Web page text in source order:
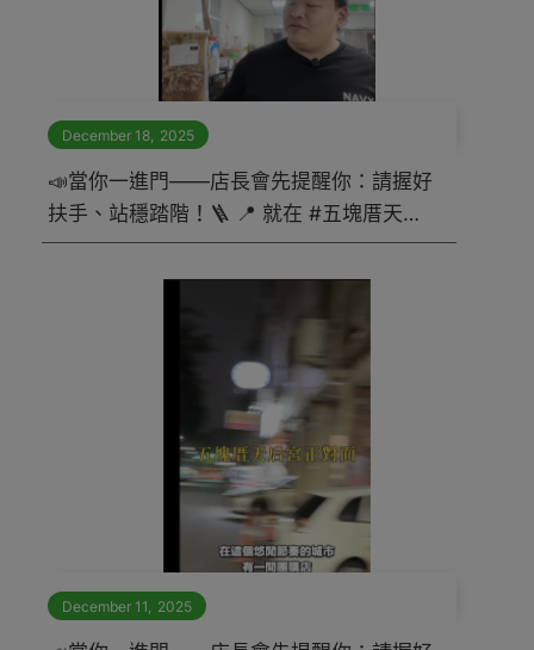
December 18, 2025
📣當你一進門——店長會先提醒你：請握好
扶手、站穩踏階！🪜 📍 就在 #五塊厝天后
宮正對面 & #凱旋醫院＋ #民生醫院 正後方
#莊敬生活百貨五塊厝河南店 ，買過就知
December 11 2025